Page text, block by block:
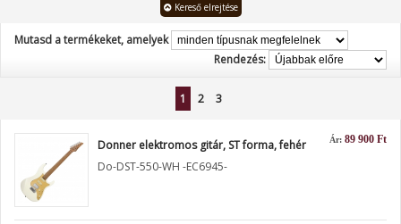
Kereső elrejtése
Mutasd a termékeket, amelyek
Rendezés:
1 2 3
Ár: 89 900 Ft
Donner elektromos gitár, ST forma, fehér
Do-DST-550-WH -EC6945-